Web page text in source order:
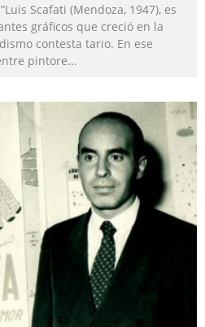
Scafati (Mendoza, 1947), es
gráficos que creció en la
contesta tario. En ese
pintore...